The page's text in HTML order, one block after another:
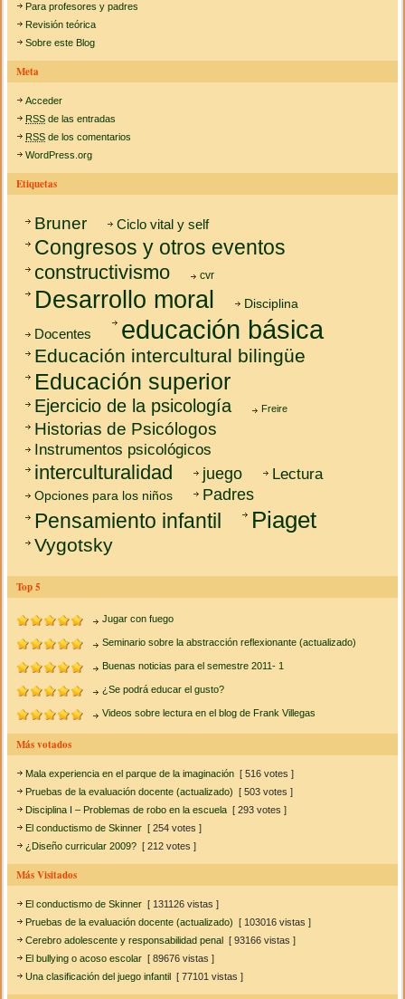
Para profesores y padres
Revisión teórica
Sobre este Blog
Meta
Acceder
RSS de las entradas
RSS de los comentarios
WordPress.org
Etiquetas
Bruner Ciclo vital y self
Congresos y otros eventos
constructivismo cvr
Desarrollo moral Disciplina
Docentes educación básica
Educación intercultural bilingüe
Educación superior
Ejercicio de la psicología Freire
Historias de Psicólogos
Instrumentos psicológicos
interculturalidad juego Lectura
Opciones para los niños Padres
Pensamiento infantil Piaget
Vygotsky
Top 5
Jugar con fuego
Seminario sobre la abstracción reflexionante (actualizado)
Buenas noticias para el semestre 2011- 1
¿Se podrá educar el gusto?
Videos sobre lectura en el blog de Frank Villegas
Más votados
Mala experiencia en el parque de la imaginación [ 516 votes ]
Pruebas de la evaluación docente (actualizado) [ 503 votes ]
Disciplina I – Problemas de robo en la escuela [ 293 votes ]
El conductismo de Skinner [ 254 votes ]
¿Diseño curricular 2009? [ 212 votes ]
Más Visitados
El conductismo de Skinner [ 131126 vistas ]
Pruebas de la evaluación docente (actualizado) [ 103016 vistas ]
Cerebro adolescente y responsabilidad penal [ 93166 vistas ]
El bullying o acoso escolar [ 89676 vistas ]
Una clasificación del juego infantil [ 77101 vistas ]